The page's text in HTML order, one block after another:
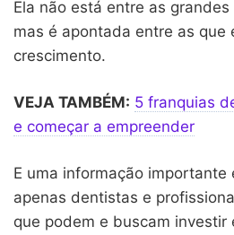
Ela não está entre as
mas é apontada entre as que
crescimento.
VEJA TAMBÉM: 5 franquias
e começar a empreender
E uma informação importante
apenas dentistas e
que podem e buscam investir